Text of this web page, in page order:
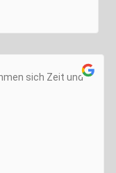
sich Zeit und